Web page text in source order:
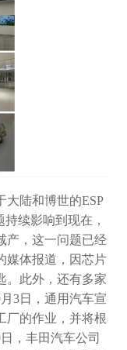
大陆和博世的ESP
续影响到现在，
产，这一问题已经
媒体报道，因芯片
。此外，还有多家
3日，通用汽车宣
厂的作业，并将根
，丰田汽车公司